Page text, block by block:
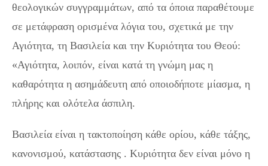
θεολογικών συγγραμμάτων, από τα όποια παραθέτουμε
σε μετάφραση ορισμένα λόγια του, σχετικά με την
Αγιότητα, τη Βασιλεία και την Κυριότητα του Θεού:
«Αγιότητα, λοιπόν, είναι κατά τη γνώμη μας η
καθαρότητα η ασημάδευτη από οποιοδήποτε μίασμα, η
πλήρης και ολότελα άσπιλη.
Βασιλεία είναι η τακτοποίηση κάθε ορίου, κάθε τάξης,
κανονισμού, κατάστασης . Κυριότητα δεν είναι μόνο η